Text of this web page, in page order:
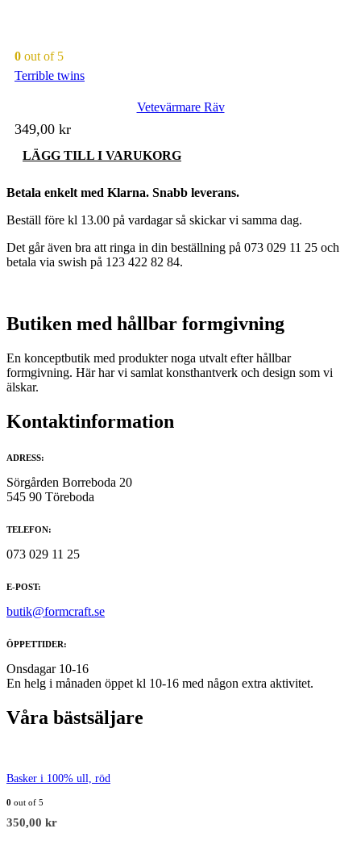
0 out of 5
Terrible twins
Vetevärmare Räv
349,00 kr
LÄGG TILL I VARUKORG
Betala enkelt med Klarna. Snabb leverans.
Beställ före kl 13.00 på vardagar så skickar vi samma dag.
Det går även bra att ringa in din beställning på 073 029 11 25 och
betala via swish på 123 422 82 84.
Butiken med hållbar formgivning
En konceptbutik med produkter noga utvalt efter hållbar
formgivning. Här har vi samlat konsthantverk och design som vi
älskar.
Kontaktinformation
ADRESS:
Sörgården Borreboda 20
545 90 Töreboda
TELEFON:
073 029 11 25
E-POST:
butik@formcraft.se
ÖPPETTIDER:
Onsdagar 10-16
En helg i månaden öppet kl 10-16 med någon extra aktivitet.
Våra bästsäljare
Basker i 100% ull, röd
0 out of 5
350,00 kr